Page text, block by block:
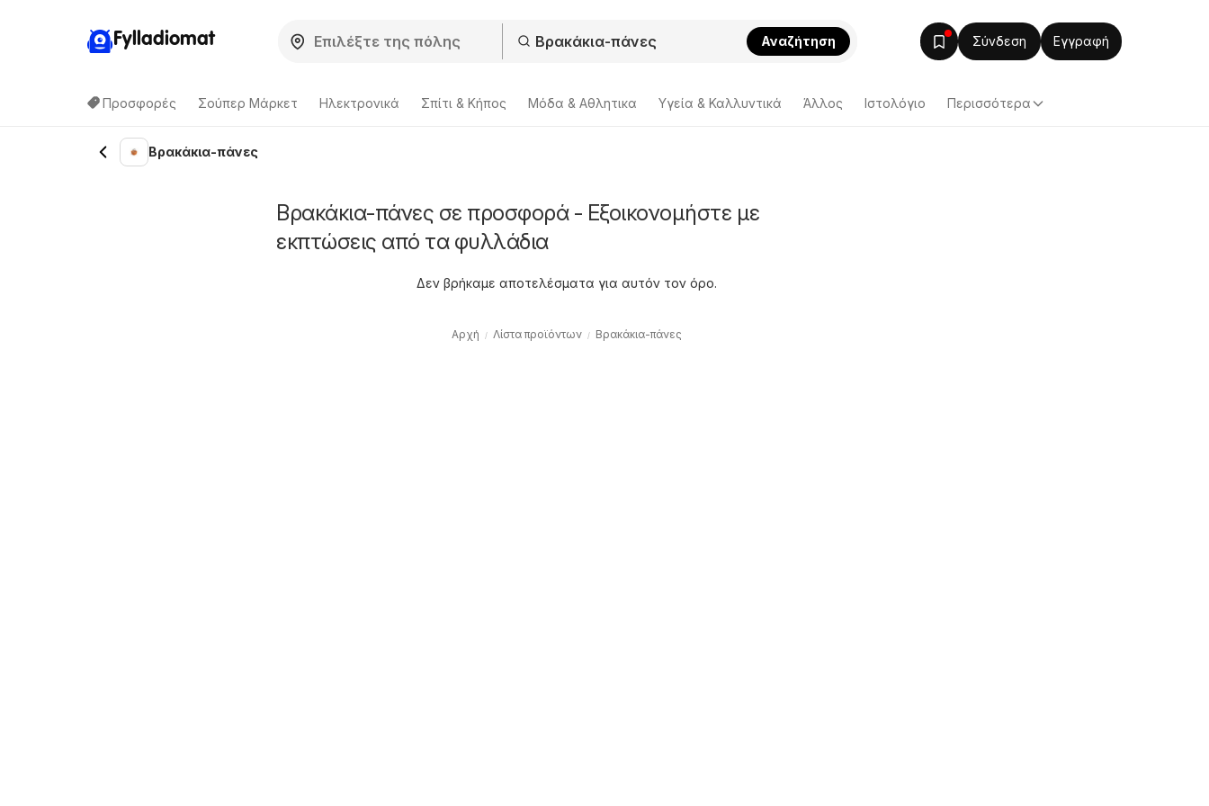
Fylladiomat Αναζήτηση Σύνδεση Εγγραφή
Προσφορές Σούπερ Μάρκετ Hλεκτρονικά Σπίτι & Κήπος Μόδα & Aθλητικα Υγεία & Καλλυντικά Άλλος Ιστολόγιο Περισσότερα
Βρακάκια-πάνες
Βρακάκια-πάνες σε προσφορά - Εξοικονομήστε με
εκπτώσεις από τα φυλλάδια
Δεν βρήκαμε αποτελέσματα για αυτόν τον όρο.
Αρχή Λίστα προϊόντων Βρακάκια-πάνες